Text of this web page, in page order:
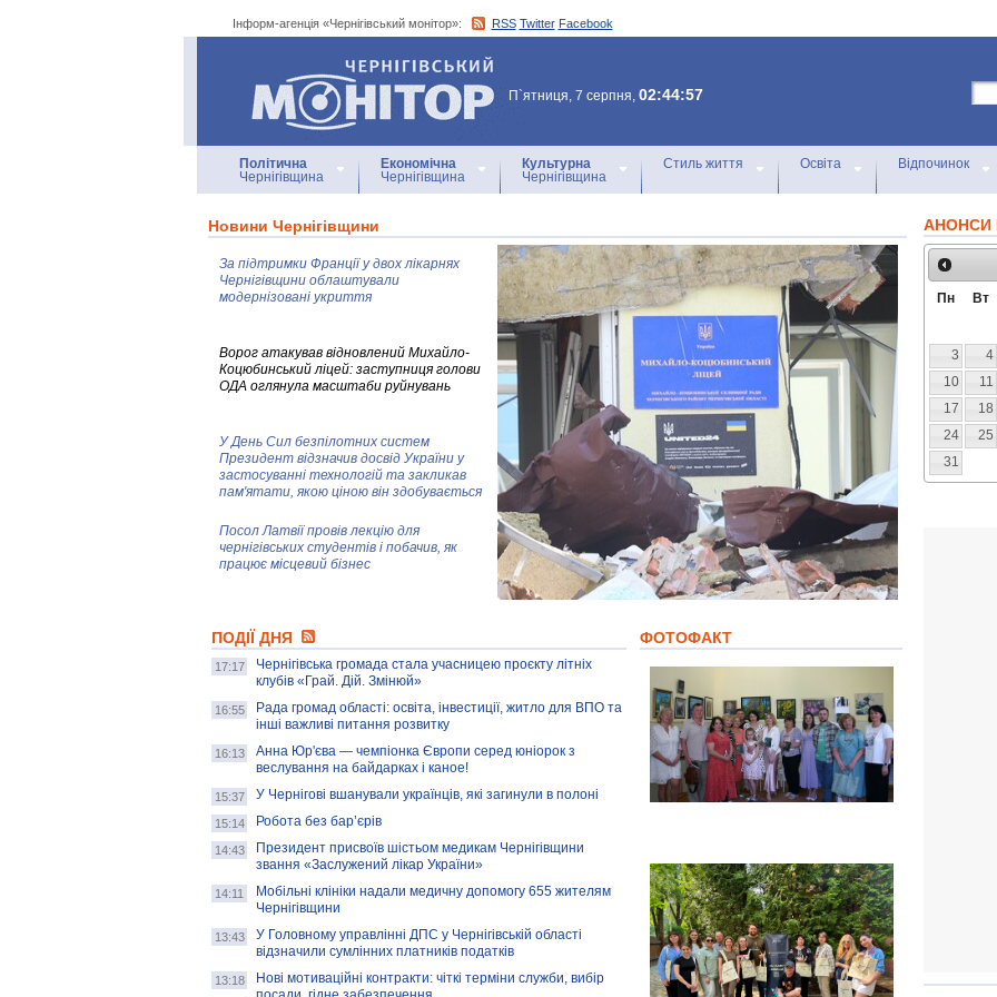
Інформ-агенція «Чернігівський монітор»: RSS Twitter Facebook
Інформ-агенція
«Чернігівський монітор»
П`ятниця, 7 серпня, 02:44:57
Політична
Чернігівщина
Економічна
Чернігівщина
Культурна
Чернігівщина
Стиль життя Освіта Відпочинок
Новини Чернігівщини
За підтримки Франції у двох лікарнях
Чернігівщини облаштували
модернізовані укриття
Ворог атакував відновлений Михайло-
Коцюбинський ліцей: заступниця голови
ОДА оглянула масштаби руйнувань
У День Сил безпілотних систем
Президент відзначив досвід України у
застосуванні технологій та закликав
пам'ятати, якою ціною він здобувається
Посол Латвії провів лекцію для
чернігівських студентів і побачив, як
працює місцевий бізнес
колекцію про війну, емоції та тварин
AB InBev Efes Україна підтримала
навчальний проєкт "Молодіжна бізнес-
школа", спрямований на розвиток
підприємництва у Чернігівській області
Золота тварина: видання Forbes
написало про чернігівця Патрона: хто і
скільки на ньому заробляє? І куди
витрачають?
ПОДІЇ ДНЯ
17:17
Чернігівська громада стала учасницею проєкту літніх
клубів «Грай. Дій. Змінюй»
16:55
Рада громад області: освіта, інвестиції, житло для ВПО та
інші важливі питання розвитку
16:13
Анна Юр'єва — чемпіонка Європи серед юніорок з
веслування на байдарках і каное!
15:37 У Чернігові вшанували українців, які загинули в полоні
15:14 Робота без бар’єрів
14:43
Президент присвоїв шістьом медикам Чернігівщини
звання «Заслужений лікар України»
14:11
Мобільні клініки надали медичну допомогу 655 жителям
Чернігівщини
13:43
У Головному управлінні ДПС у Чернігівській області
відзначили сумлінних платників податків
13:18
Нові мотиваційні контракти: чіткі терміни служби, вибір
ФОТОФАКТ
АНОНСИ
Пн Вт
3
4
10
11
17
18
24
25
31